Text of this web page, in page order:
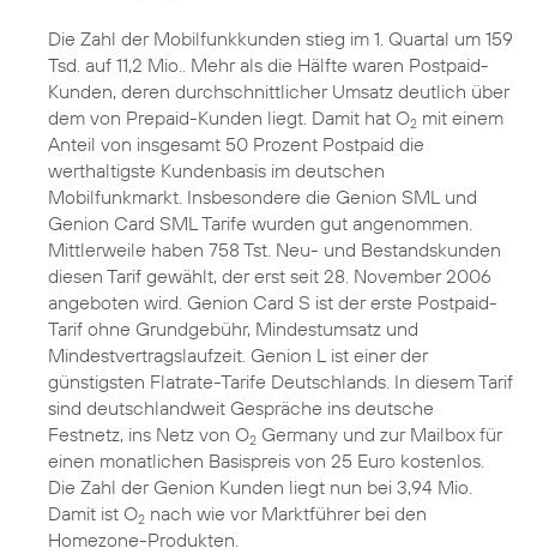
Die Zahl der Mobilfunkkunden stieg im 1. Quartal um 159
Tsd. auf 11,2 Mio.. Mehr als die Hälfte waren Postpaid-
Kunden, deren durchschnittlicher Umsatz deutlich über
dem von Prepaid-Kunden liegt. Damit hat O2 mit einem
Anteil von insgesamt 50 Prozent Postpaid die
werthaltigste Kundenbasis im deutschen
Mobilfunkmarkt. Insbesondere die Genion SML und
Genion Card SML Tarife wurden gut angenommen.
Mittlerweile haben 758 Tst. Neu- und Bestandskunden
diesen Tarif gewählt, der erst seit 28. November 2006
angeboten wird. Genion Card S ist der erste Postpaid-
Tarif ohne Grundgebühr, Mindestumsatz und
Mindestvertragslaufzeit. Genion L ist einer der
günstigsten Flatrate-Tarife Deutschlands. In diesem Tarif
sind deutschlandweit Gespräche ins deutsche
Festnetz, ins Netz von O2 Germany und zur Mailbox für
einen monatlichen Basispreis von 25 Euro kostenlos.
Die Zahl der Genion Kunden liegt nun bei 3,94 Mio.
Damit ist O2 nach wie vor Marktführer bei den
Homezone-Produkten.